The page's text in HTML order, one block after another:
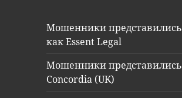
Мошенники представились
как Essent Legal
Мошенники представились
Concordia (UK)